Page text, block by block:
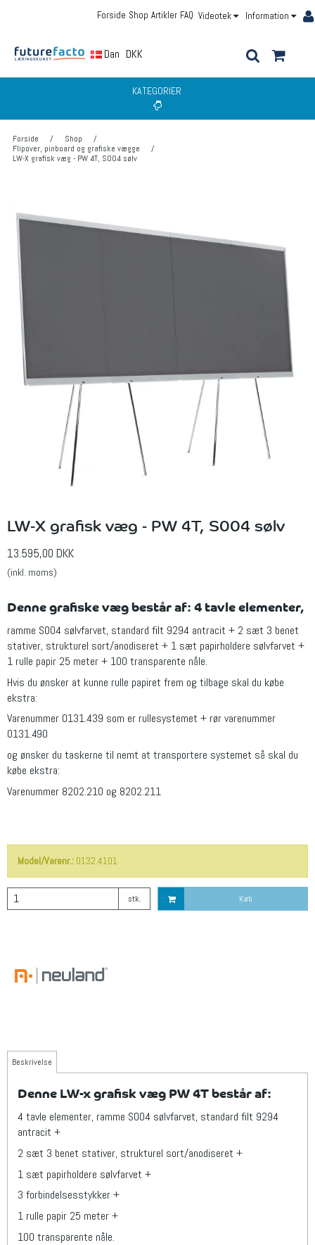
Information
Videotek
FAQ
Artikler
Shop
Forside
DanskDKK
KATEGORIER
Forside / Shop
/
Flipover, pinboard og grafiske vægge
/
LW-X grafisk væg - PW 4T, S004 sølv
LW-X grafisk væg - PW 4T, S004 sølv
13.595,00 DKK
(inkl. moms)
Denne grafiske væg består af: 4 tavle elementer,
ramme S004 sølvfarvet, standard filt 9294 antracit + 2 sæt 3 benet
stativer, strukturel sort/anodiseret + 1 sæt papirholdere sølvfarvet +
1 rulle papir 25 meter + 100 transparente nåle.
Hvis du ønsker at kunne rulle papiret frem og tilbage skal du købe
ekstra:
Varenummer 0131.439 som er rullesystemet + rør varenummer
0131.490
og ønsker du taskerne til nemt at transportere systemet så skal du
købe ekstra:
Varenummer 8202.210 og 8202.211
Model/Varenr.: 0132.4101
stk. Køb
Beskrivelse
Denne LW-x grafisk væg PW 4T består af:
4 tavle elementer, ramme S004 sølvfarvet, standard filt 9294
antracit +
2 sæt 3 benet stativer, strukturel sort/anodiseret +
1 sæt papirholdere sølvfarvet +
3 forbindelsesstykker +
1 rulle papir 25 meter +
100 transparente nåle.